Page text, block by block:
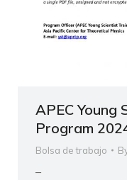
APEC Young
Program
Bolsa de trabajo
–